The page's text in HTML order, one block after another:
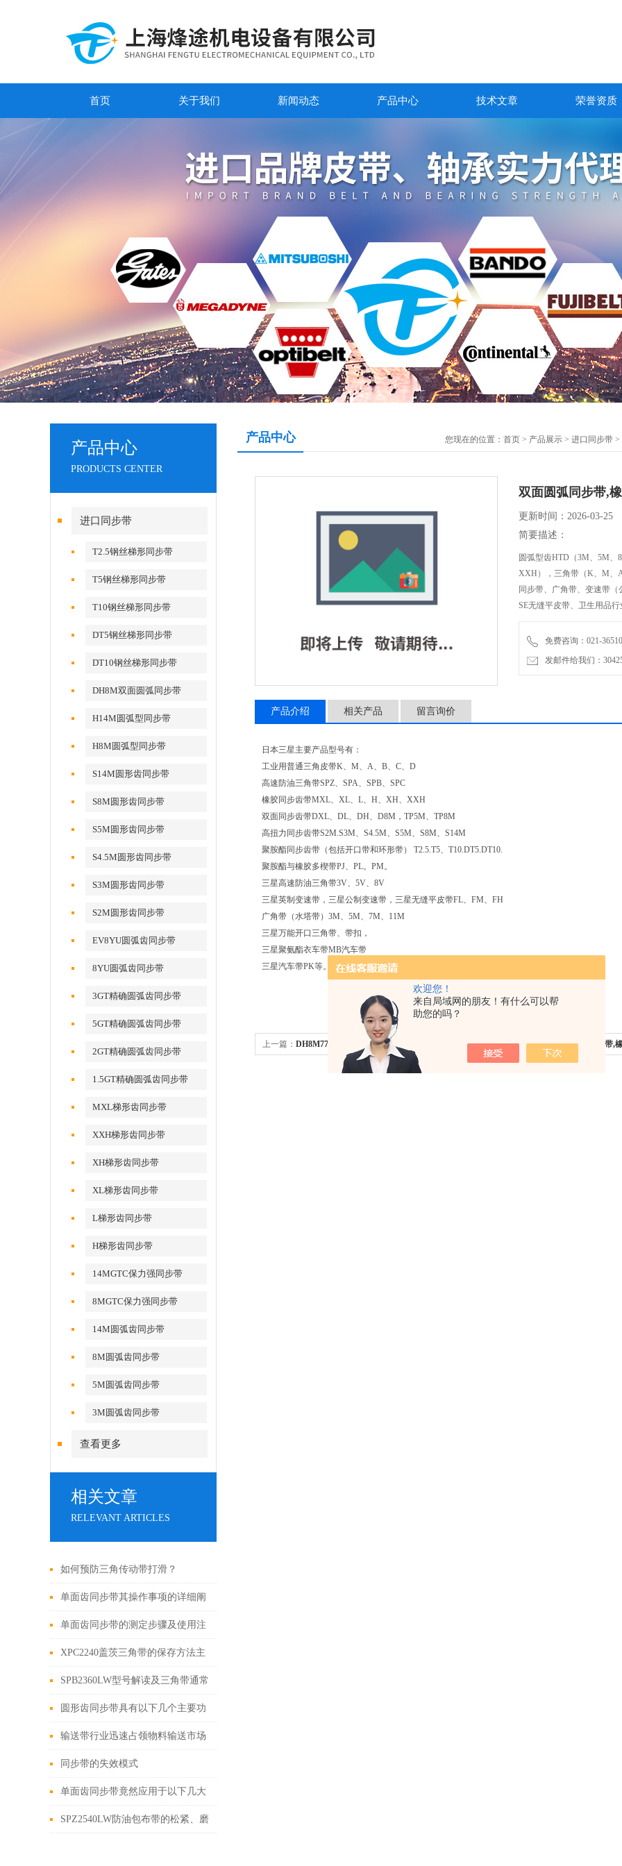
欢迎您！
来自局域网的朋友！有什么可以帮
助您的吗？
首页 关于我们 新闻动态 产品中心 技术文章 荣誉资质
产品中心
PRODUCTS CENTER
进口同步带
T2.5钢丝梯形同步带
T5钢丝梯形同步带
T10钢丝梯形同步带
DT5钢丝梯形同步带
DT10钢丝梯形同步带
DH8M双面圆弧同步带
H14M圆弧型同步带
H8M圆弧型同步带
S14M圆形齿同步带
S8M圆形齿同步带
S5M圆形齿同步带
S4.5M圆形齿同步带
S3M圆形齿同步带
S2M圆形齿同步带
EV8YU圆弧齿同步带
8YU圆弧齿同步带
3GT精确圆弧齿同步带
5GT精确圆弧齿同步带
2GT精确圆弧齿同步带
1.5GT精确圆弧齿同步带
MXL梯形齿同步带
XXH梯形齿同步带
XH梯形齿同步带
XL梯形齿同步带
L梯形齿同步带
H梯形齿同步带
14MGTC保力强同步带
8MGTC保力强同步带
14M圆弧齿同步带
8M圆弧齿同步带
5M圆弧齿同步带
3M圆弧齿同步带
查看更多
相关文章
RELEVANT ARTICLES
如何预防三角传动带打滑？
单面齿同步带其操作事项的详细阐
述
单面齿同步带的测定步骤及使用注
意事项如下
XPC2240盖茨三角带的保存方法主
要涵盖以下几个核心方面
SPB2360LW型号解读及三角带通常
型号参数介绍
圆形齿同步带具有以下几个主要功
能
输送带行业迅速占领物料输送市场
同步带的失效模式
单面齿同步带竟然应用于以下几大
领域！
SPZ2540LW防油包布带的松紧、磨
产品中心 您现在的位置： 首页 > 产品展示 > 进口同步带 >
双面圆弧同步带,
更新时间：2026-03-25
简要描述：
圆弧型齿HTD（3M、5M、
XXH），三角带（K、M、
同步带、广角带、变速带（
SE无缝平皮带、卫生用品行
免费咨询：021-
发邮件给我们：
产品介绍 相关产品 留言询价
日本三星主要产品型号有：
工业用普通三角皮带K、M、A、B、C、D
高速防油三角带SPZ、SPA、SPB、SPC
橡胶同步齿带MXL、XL、L、H、XH、XXH
双面同步齿带DXL、DL、DH、D8M，TP5M、TP8M
高扭力同步齿带S2M.S3M、S4.5M、S5M、S8M、S14M
聚胺酯同步齿带（包括开口带和环形带） T2.5.T5、T10.DT5.DT10.
聚胺酯与橡胶多楔带PJ、PL。PM。
三星高速防油三角带3V、5V、8V
三星英制变速带，三星公制变速带，三星无缝平皮带FL、FM、FH
广角带（水塔带）3M、5M、7M、11M
三星万能开口三角带、带扣，
三星聚氨酯衣车带MB汽车带
三星汽车带PK等。
上一篇： DH8M776双面圆弧同步带,橡胶梯形齿同步带 下一篇：DH8M968双面圆弧同步带,